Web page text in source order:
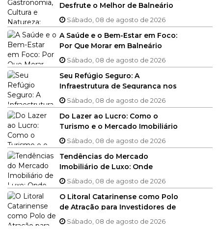
Desfrute o Melhor de Balneário
Camboriú Além do seu Imóvel
Sábado, 08 de agosto de 2026
A Saúde e o Bem-Estar em Foco:
Por Que Morar em Balneário
Camboriú é um Investimento na
Sua Qualidade de Vida
Sábado, 08 de agosto de 2026
Seu Refúgio Seguro: A
Infraestrutura de Segurança nos
Condomínios de Alto Padrão da
Região
Sábado, 08 de agosto de 2026
Do Lazer ao Lucro: Como o
Turismo e o Mercado Imobiliário
se Complementam em BC
Sábado, 08 de agosto de 2026
Tendências do Mercado
Imobiliário de Luxo: Onde
Balneário Camboriú se Destaca
Sábado, 08 de agosto de 2026
O Litoral Catarinense como Polo
de Atração para Investidores de
Alto Padrão
Sábado, 08 de agosto de 2026